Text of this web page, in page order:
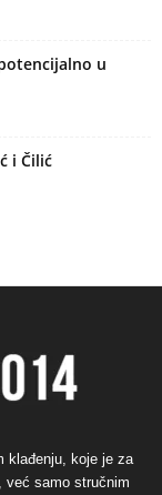
u
i Čilić
klađenju, koje je za
već samo stručnim